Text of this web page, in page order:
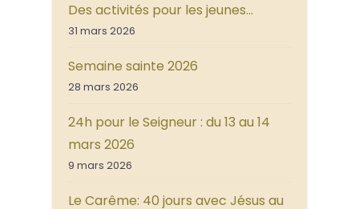
Des activités pour les jeunes…
31 mars 2026
Semaine sainte 2026
28 mars 2026
24h pour le Seigneur : du 13 au 14
mars 2026
9 mars 2026
Le Carême: 40 jours avec Jésus au